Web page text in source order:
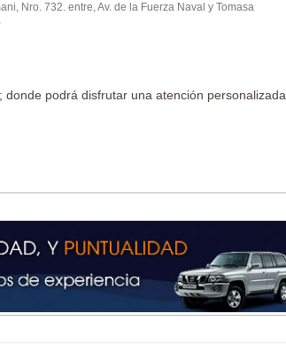
Nro. 732. entre, Av. de la Fuerza Naval y Tomasa
podrá disfrutar una atención personalizada